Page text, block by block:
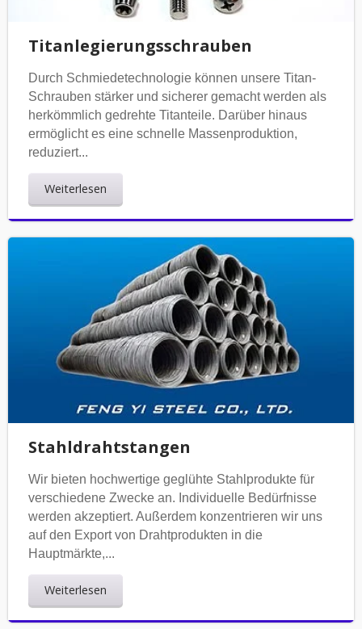
Titanlegierungsschrauben
Durch Schmiedetechnologie können unsere Titan-
Schrauben stärker und sicherer gemacht werden als
herkömmlich gedrehte Titanteile. Darüber hinaus
ermöglicht es eine schnelle Massenproduktion,
reduziert...
Weiterlesen
Stahldrahtstangen
Wir bieten hochwertige geglühte Stahlprodukte für
verschiedene Zwecke an. Individuelle Bedürfnisse
werden akzeptiert. Außerdem konzentrieren wir uns
auf den Export von Drahtprodukten in die
Hauptmärkte,...
Weiterlesen